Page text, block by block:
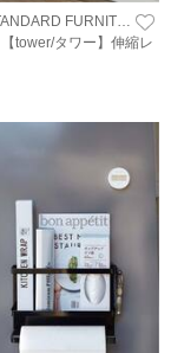
【tower/タワー】伸縮レ